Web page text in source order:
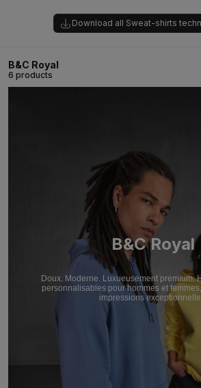
Download all Sweat-shirts
B&C Royal
6 products
B&C Royal
Doux. Moderne. Luxueusement premium.
personnalisables pour hommes et
impressions